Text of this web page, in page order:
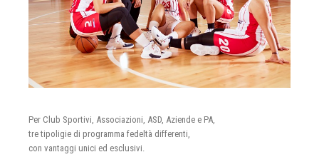
Per Club Sportivi, Associazioni, ASD, Aziende e PA,
tre tipoligie di programma fedeltà differenti,
con vantaggi unici ed esclusivi.